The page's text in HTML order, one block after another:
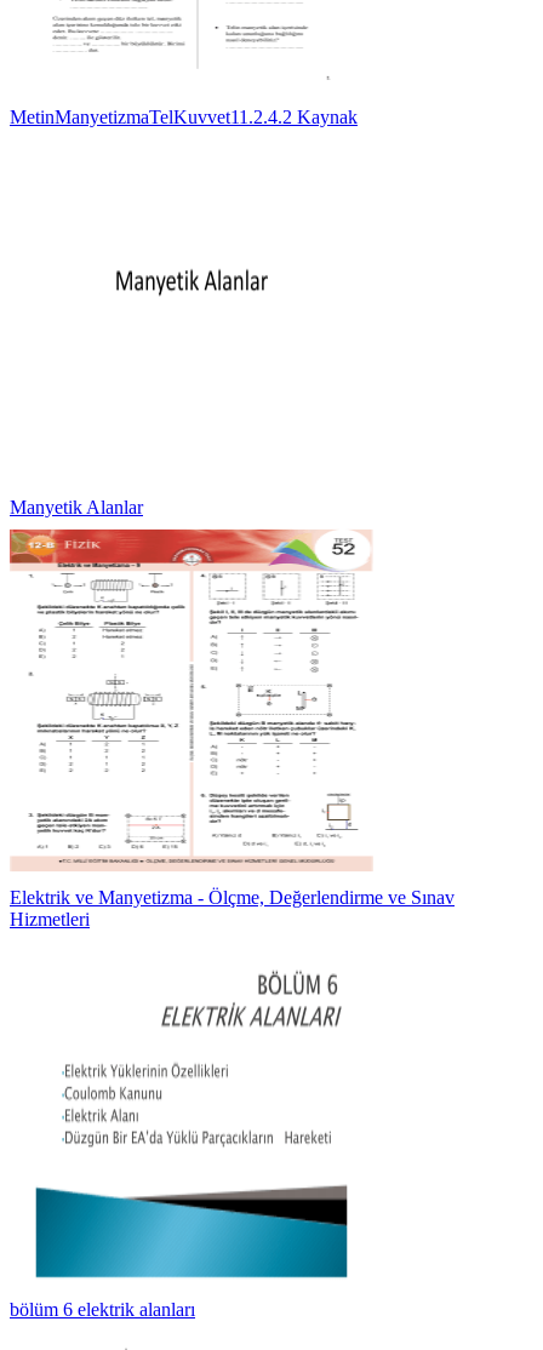
MetinManyetizmaTelKuvvet11.2.4.2 Kaynak
Manyetik Alanlar
Elektrik ve Manyetizma - Ölçme, Değerlendirme ve Sınav
Hizmetleri
bölüm 6 elektrik alanları